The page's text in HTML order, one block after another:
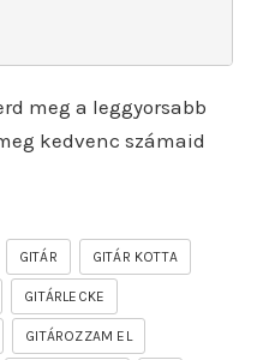
meg a leggyorsabb
kedvenc számaid
GITÁR GITÁR KOTTA
GITÁRLECKE
GITÁROZZAM EL